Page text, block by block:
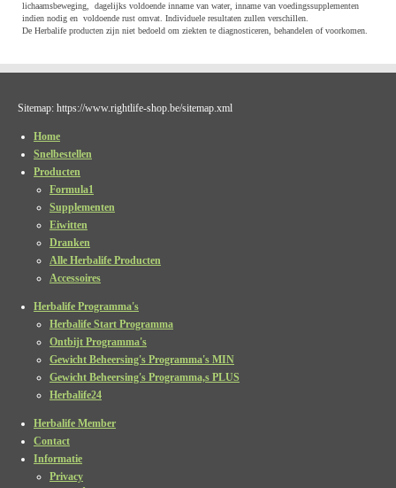
lichaamsbeweging, dagelijks voldoende inname van water, inname van voedingssupplementen
indien nodig en voldoende rust omvat. Individuele resultaten zullen verschillen.
De Herbalife producten zijn niet bedoeld om ziekten te diagnosticeren, behandelen of voorkomen.
Sitemap: https://www.rightlife-shop.be/sitemap.xml
Home
Snelbestellen
Producten
Formula1
Supplementen
Eiwitten
Dranken
Alle Herbalife Producten
Accessoires
Herbalife Programma's
Herbalife Start Programma
Ontbijt Programma's
Gewicht Beheersing's Programma's MIN
Gewicht Beheersing's Programma,s PLUS
Herbalife24
Herbalife Member
Contact
Informatie
Privacy